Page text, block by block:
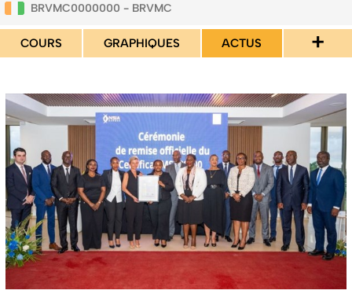
BRVMC0000000 - BRVMC
COURS GRAPHIQUES ACTUS +